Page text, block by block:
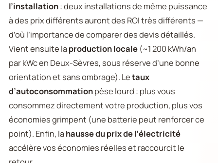
l’installation: deux installations de même puissance
à des prix différents auront des ROI très différents —
d’où l’importance de comparer des devis détaillés.
Vient ensuite laproduction locale (~1 200 kWh/an
par kWc en Deux-Sèvres, sous réserve d’une bonne
orientation et sans ombrage). Letaux
d’autoconsommationpèse lourd : plus vous
consommez directement votre production, plus vos
économies grimpent (une batterie peut renforcer ce
point). Enfin, lahausse du prix de l’électricité
accélère vos économies réelles et raccourcit le